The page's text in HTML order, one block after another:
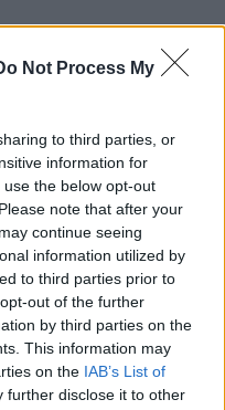
Not Process My
to third parties, or
information for
the below opt-out
note that after your
continue seeing
information utilized by
to third parties prior to
out of the further
by third parties on the
This information may
on the IAB’s List of
further disclose it to other
la
los
de
de